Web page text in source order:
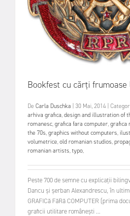
Bookfest cu cărți
De Carla Duschka 30 Mai, 2014
arhiva grafica,design and illustration of
romanesc,grafica fara computer,grafica
the 70s,graphics without computers,
volumetrice,old romanian studios,
romanian artists,typo,
Peste 700 de semne cu explicații
Dancu și șerban Alexandrescu, în
GRAFICă FăRă COMPUTER (prima
graficii utilitare românești ...